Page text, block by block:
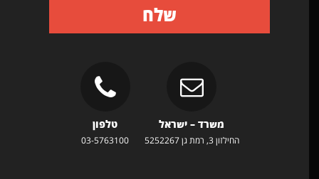
שלח
משרד – ישראל
החילזון 3, רמת גן 5252267
טלפון
03-5763100